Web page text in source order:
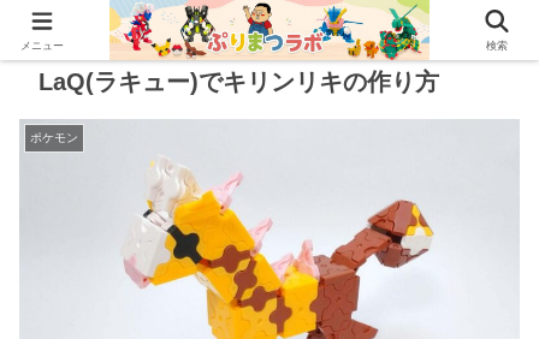
LaQ(ラキュー)でキリンリキの作り方
ポケモン
メニュー 検索